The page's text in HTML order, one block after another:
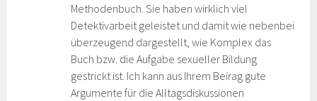
Methodenbuch. Sie haben wirklich viel
Detektivarbeit geleistet und damit wie nebenbei
überzeugend dargestellt, wie Komplex das
Buch bzw. die Aufgabe sexueller Bildung
gestrickt ist. Ich kann aus Ihrem Beirag gute
Argumente für die Alltagsdiskussionen